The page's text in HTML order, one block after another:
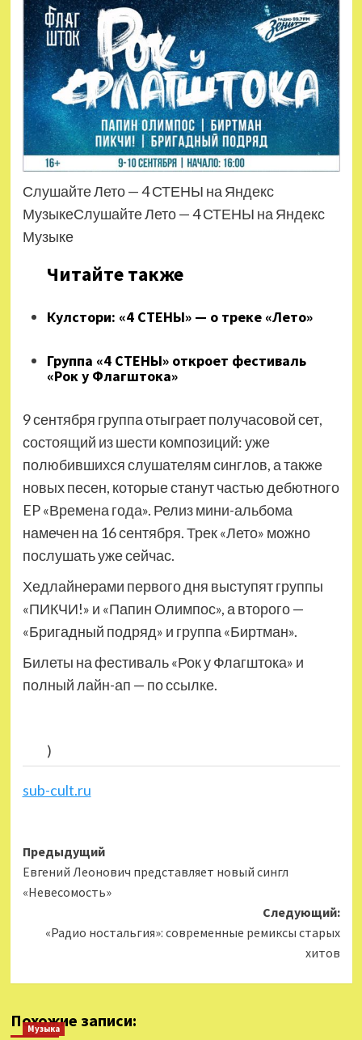
Слушайте Лето — 4 СТЕНЫ на Яндекс
МузыкеСлушайте Лето — 4 СТЕНЫ на Яндекс
Музыке
Читайте также
Кулстори: «4 СТЕНЫ» — о треке «Лето»
Группа «4 СТЕНЫ» откроет фестиваль
«Рок у Флагштока»
9 сентября группа отыграет получасовой сет,
состоящий из шести композиций: уже
полюбившихся слушателям синглов, а также
новых песен, которые станут частью дебютного
EP «Времена года». Релиз мини-альбома
намечен на 16 сентября. Трек «Лето» можно
послушать уже сейчас.
Хедлайнерами первого дня выступят группы
«ПИКЧИ!» и «Папин Олимпос», а второго —
«Бригадный подряд» и группа «Биртман».
Билеты на фестиваль «Рок у Флагштока» и
полный лайн-ап — по ссылке.
)
sub-cult.ru
Навигация
записи
Предыдущий
Евгений Леонович представляет новый сингл
«Невесомость»
Следующий:
«Радио ностальгия»: современные ремиксы старых
хитов
Похожие записи:
Музыка